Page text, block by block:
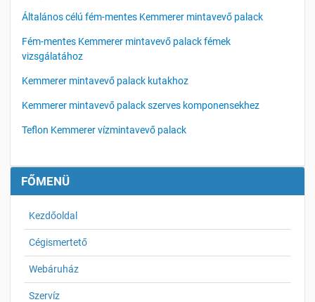
FŐMENÜ
Kezdőoldal
Cégismertető
Webáruház
Szervíz
Általános célú fém-mentes Kemmerer mintavevő palack
Fém-mentes Kemmerer mintavevő palack fémek
vizsgálatához
Kemmerer mintavevő palack kutakhoz
Kemmerer mintavevő palack szerves komponensekhez
Teflon Kemmerer vízmintavevő palack